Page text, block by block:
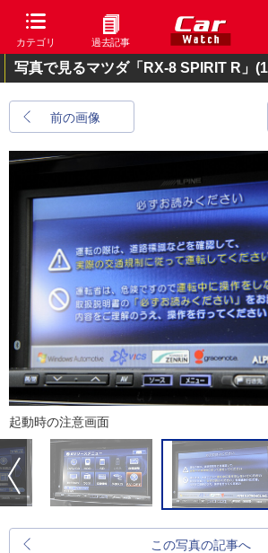
カテゴリ 過去記事
写真で見るマツダ「RX-8 SPIRIT R」
前の画像
起動時の注意画面
この写真の記事へ